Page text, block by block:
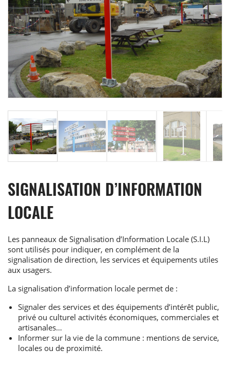
SIGNALISATION D’INFORMATION
LOCALE
Les panneaux de Signalisation d’Information Locale (S.I.L)
sont utilisés pour indiquer, en complément de la
signalisation de direction, les services et équipements utiles
aux usagers.
La signalisation d’information locale permet de :
Signaler des services et des équipements d’intérêt public,
privé ou culturel activités économiques, commerciales et
artisanales…
Informer sur la vie de la commune : mentions de service,
locales ou de proximité.